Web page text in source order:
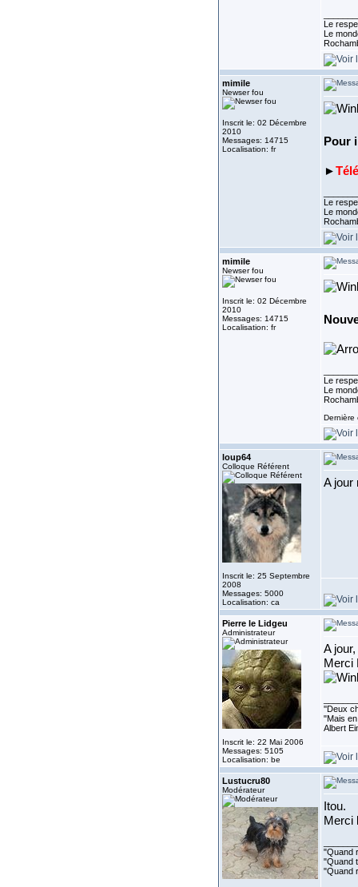
Le
Le
mimile
Newser fou
Inscrit le: 02 Décembre
2010
Messages: 14715
Localisation: fr
Pour
►
Le
Le
mimile
Newser fou
Inscrit le: 02 Décembre
2010
Messages: 14715
Localisation: fr
Le
Le
Dernière
loup64
Colloque Référent
Inscrit le: 25 Septembre
2008
Messages: 5000
Localisation: ca
A jour
Pierre le Lidgeu
Administrateur
Inscrit le: 22 Mai 2006
Messages: 5105
Localisation: be
A
Merci
''Deux
"Mais
Albert
Lustucru80
Modérateur
Itou.
Merci
"Quand
"Quand
"Quand